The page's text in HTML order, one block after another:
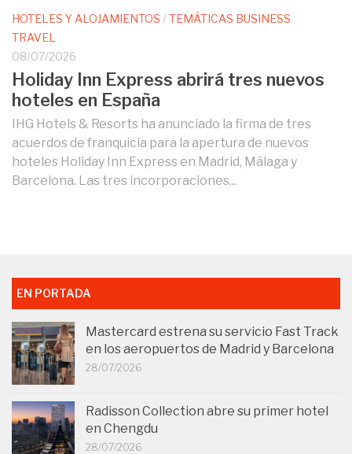
HOTELES Y ALOJAMIENTOS /TEMÁTICAS BUSINESS
TRAVEL
08/07/2026
Holiday Inn Express abrirá tres nuevos
hoteles en España
IHG Hotels & Resorts ha anunciado la firma de tres
acuerdos de franquicia para la apertura de nuevos
hoteles Holiday Inn Express en Madrid, Málaga y
Barcelona. Las tres incorporaciones...
EN PORTADA
Mastercard estrena su servicio Fast Track
en los aeropuertos de Madrid y Barcelona
28/07/2026
Radisson Collection abre su primer hotel
en Chengdu
28/07/2026